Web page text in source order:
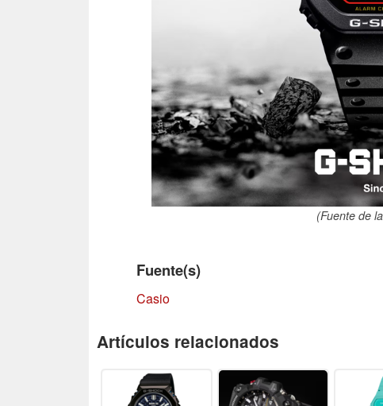
(Fuente de
Fuente(s)
Casio
Artículos relacionados